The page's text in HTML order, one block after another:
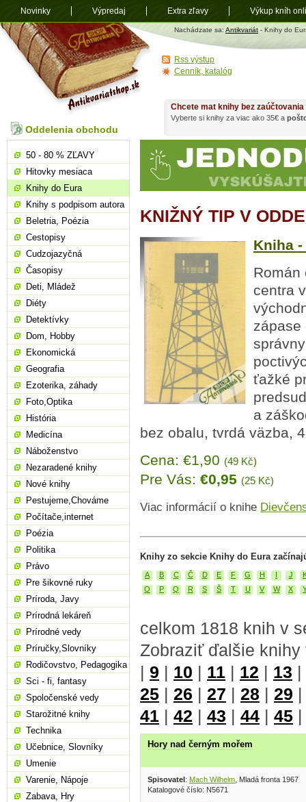
Antikvariát
shop.sk
Nachádzate sa: Antikvariát - Knihy do
KNIŽNÝ TIP V
Kniha
Román
centra
zápase
ťažké
a
bez obalu, tvrdá väzba,
Cena: €1,90 (49 Kč)
Pre Vás: €0,95 (25 Kč)
Viac informácií o knihe
Knihy zo sekcie Knihy do Eura
A B C Č D E F G H I J
O
P Q R S Š T U V W X
celkom 1818 knih v
Zobraziť ďalšie
| 9 | 10 | 11 | 12 | 13 |
25 | 26 | 27 | 28 | 29
41 | 42 | 43 | 44 | 45
Hory nad černým mořem
Spisovatel: Mach Wilhelm , Mladá fronta 1967
Katalogové číslo: N5671
Chcete mat knihy bez
Vyberte si knihy za viac ako 35€ a
Oddelenia obchodu
50 - 80 % ZĽAVY
Hitovky mesiaca
Knihy do Eura
Knihy s podpisom autora
Beletria, Poézia
Cestopisy
Cudzojazyčná
Časopisy
Deti, Mládež
Diéty
Detektívky
Dom, Hobby
Ekonomická
Geografia
Ezoterika, záhady
Foto,Optika
História
Medicína
Náboženstvo
Nezaradené knihy
Nové knihy
Pestujeme,Chováme
Počítače,internet
Poézia
Politika
Právo
Pre šikovné ruky
Príroda, Javy
Prírodná lekáreň
Prírodné vedy
Príručky,Slovníky
Rodičovstvo, Pedagogika
Sci - fi, fantasy
Spoločenské vedy
Starožitné knihy
Technika
Učebnice, Slovníky
Umenie
Varenie, Nápoje
Zabava, Hry
Rss výstup
Cenník, katalóg
Novinky Výpredaj Extra zľavy Výkup kníh